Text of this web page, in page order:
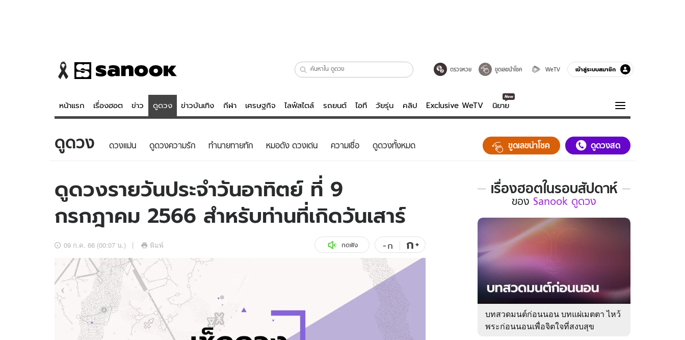
ตรวจหวย ขูดเลขนำโชค WeTV เข้าสู่ระบบสมาชิก
หน้าแรก เรื่องฮอต ข่าว ดูดวง ข่าวบันเทิง กีฬา เศรษฐกิจ ไลฟ์สไตล์ รถยนต์ ไอที วัยรุ่น คลิป Exclusive WeTV นิยาย
ข่าว
ข่าวบันเทิง
ข่าวกีฬา
ข่าวเศรษฐกิจ
อัปเดตจีน
เช็กข่าวชัวร์
ดูดวง - ตรวจหวย
สถิติหวยไทย
หวยลาว
ไลฟ์สไตล์
วัยรุ่น
ไอที
สุขภาพ
Sanook Choice
ดูทีวี
WeTV
ความรู้รอบตัว
ฮาวทู
ดาวน์โหลดสนุกแอปฟรี ติดตามสนุกโซเชียลได้ที่
ดูดวง ดวงแม่น ดูดวงความรัก ทํานายทายทัก หมอดัง ดวงเด่น ความเชื่อ ดูดวงทั้งหมด ขูดเลขนำโชค ดูดวงสด
ดูดวงรายวันประจำวันอาทิตย์ ที่ 9
กรกฎาคม 2566 สำหรับท่านที่เกิดวันเสาร์
09 ก.ค. 66 (00:07 น.) พิมพ์ กดฟัง -ก ก+
เรื่องฮอตในรอบสัปดาห์
เรื่อง
ใน
รอบ
ของ
Sanook
ดูด
ของ Sanook ดูดวง
บทสวดมนต์ก่อนนอน บทแผ่เมตตา ไหว้
พระก่อนนอนเพื่อจิตใจที่สงบสุข